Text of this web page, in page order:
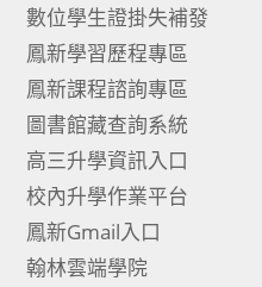
數位學生證掛失補發
鳳新學習歷程專區
鳳新課程諮詢專區
圖書館藏查詢系統
高三升學資訊入口
校內升學作業平台
鳳新Gmail入口
翰林雲端學院